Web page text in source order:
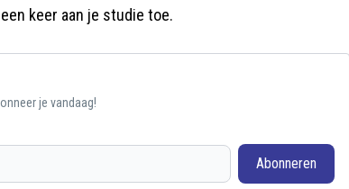
keer aan je studie toe.
je vandaag!
Abonneren